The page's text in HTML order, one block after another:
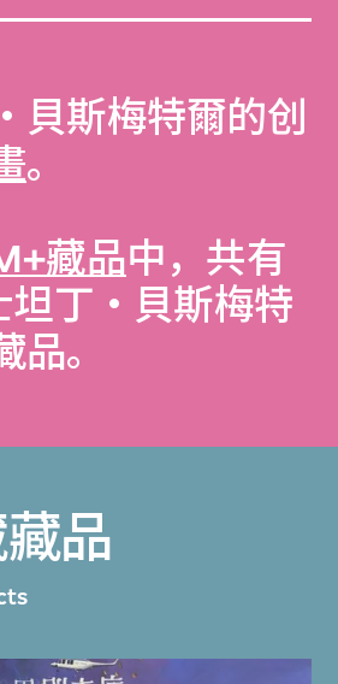
貝斯梅特爾的创
。
藏品中，共有
坦丁・貝斯梅特
。
品